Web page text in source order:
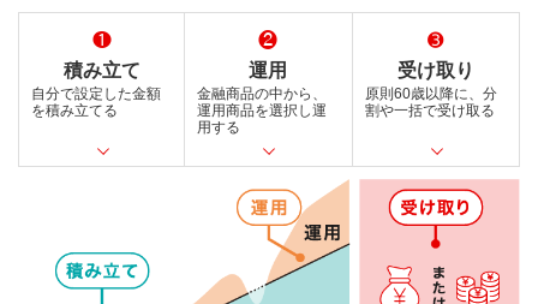
❶
積み立て
自分で設定した金額
を積み立てる
❷
運用
金融商品の中から、
運用商品を選択し運
用する
➌
受け取り
原則60歳以降に、分
割や一括で受け取る